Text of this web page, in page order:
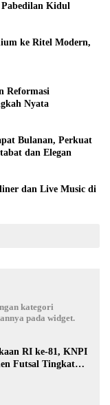
Pabedilan Kidul
ke Ritel Modern,
Reformasi
Nyata
Bulanan, Perkuat
dan Elegan
dan Live Music di
kategori
pada widget.
RI ke-81, KNPI
Futsal Tingkat